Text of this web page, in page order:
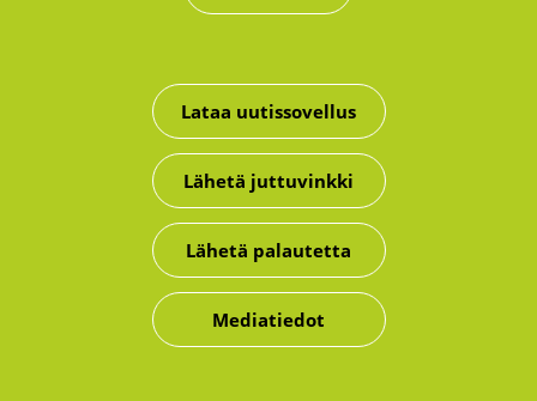
Lataa uutissovellus
Lähetä juttuvinkki
Lähetä palautetta
Mediatiedot